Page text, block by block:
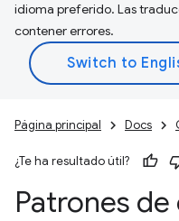
idioma preferido. Las
contener errores.
Página principal Docs
¿Te ha resultado útil?
Patrones